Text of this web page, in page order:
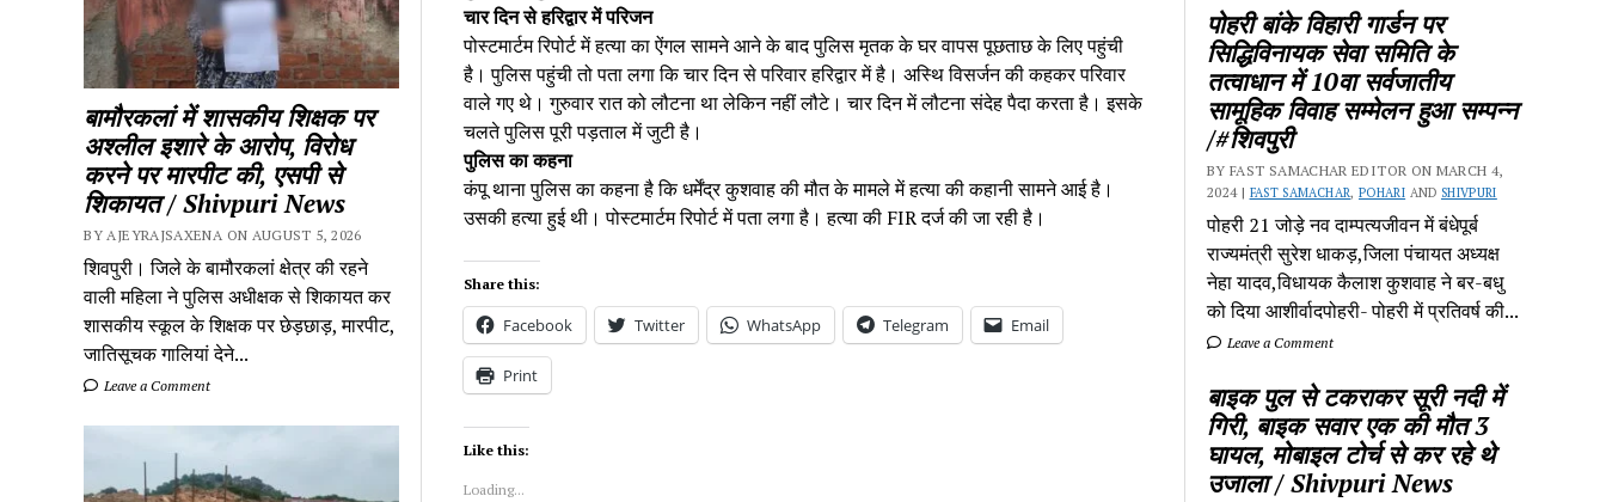
बामौरकलां में शासकीय शिक्षक पर
अश्लील इशारे के आरोप, विरोध
करने पर मारपीट की, एसपी से
शिकायत / Shivpuri News
BY AJEYRAJSAXENA ON AUGUST 5, 2026
शिवपुरी। जिले के बामौरकलां क्षेत्र की रहने
वाली महिला ने पुलिस अधीक्षक से शिकायत कर
शासकीय स्कूल के शिक्षक पर छेड़छाड़, मारपीट,
जातिसूचक गालियां देने...
Leave a Comment
चार दिन से हरिद्वार में परिजन
पोस्टमार्टम रिपोर्ट में हत्या का ऐंगल सामने आने के बाद पुलिस मृतक के घर वापस पूछताछ के लिए पहुंची
है। पुलिस पहुंची तो पता लगा कि चार दिन से परिवार हरिद्वार में है। अस्थि विसर्जन की कहकर परिवार
वाले गए थे। गुरुवार रात को लौटना था लेकिन नहीं लौटे। चार दिन में लौटना संदेह पैदा करता है। इसके
चलते पुलिस पूरी पड़ताल में जुटी है।
पुलिस का कहना
कंपू थाना पुलिस का कहना है कि धर्मेंद्र कुशवाह की मौत के मामले में हत्या की कहानी सामने आई है।
उसकी हत्या हुई थी। पोस्टमार्टम रिपोर्ट में पता लगा है। हत्या की FIR दर्ज की जा रही है।
Share this:
Facebook Twitter WhatsApp Telegram Email
Print
Like this:
Loading...
पोहरी बांके विहारी गार्डन पर
सिद्धिविनायक सेवा समिति के
तत्वाधान में 10वा सर्वजातीय
सामूहिक विवाह सम्मेलन हुआ सम्पन्न
/#शिवपुरी
BY FAST SAMACHAR EDITOR ON MARCH 4,
2024 | FAST SAMACHAR, POHARI AND SHIVPURI
पोहरी 21 जोड़े नव दाम्पत्यजीवन में बंधेपूर्ब
राज्यमंत्री सुरेश धाकड़,जिला पंचायत अध्यक्ष
नेहा यादव,विधायक कैलाश कुशवाह ने बर-बधु
को दिया आशीर्वादपोहरी- पोहरी में प्रतिवर्ष की...
Leave a Comment
बाइक पुल से टकराकर सूरी नदी में
गिरी, बाइक सवार एक की मौत 3
घायल, मोबाइल टोर्च से कर रहे थे
उजाला / Shivpuri News